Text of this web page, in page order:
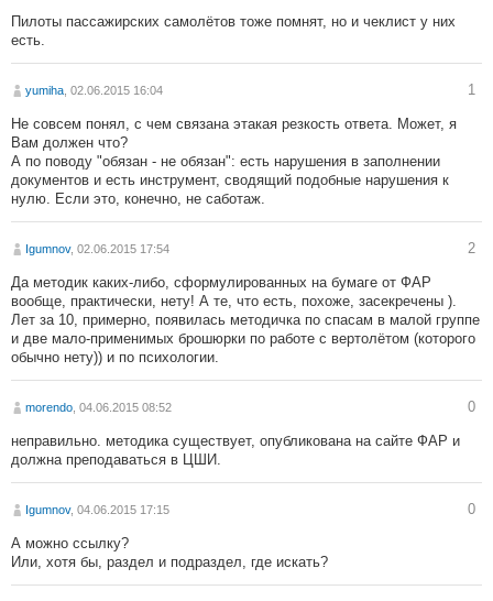
Пилоты пассажирских самолётов тоже помнят, но и чеклист у них
есть.
yumiha , 02.06.2015 16:04 1
Не совсем понял, с чем связана этакая резкость ответа. Может, я
Вам должен что?
А по поводу "обязан - не обязан": есть нарушения в заполнении
документов и есть инструмент, сводящий подобные нарушения к
нулю. Если это, конечно, не саботаж.
Igumnov, 02.06.2015 17:54 2
Да методик каких-либо, сформулированных на бумаге от ФАР
вообще, практически, нету! А те, что есть, похоже, засекречены ).
Лет за 10, примерно, появилась методичка по спасам в малой группе
и две мало-применимых брошюрки по работе с вертолётом (которого
обычно нету)) и по психологии.
morendo , 04.06.2015 08:52 0
неправильно. методика существует, опубликована на сайте ФАР и
должна преподаваться в ЦШИ.
Igumnov, 04.06.2015 17:15 0
А можно ссылку?
Или, хотя бы, раздел и подраздел, где искать?